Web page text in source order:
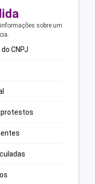
sobre um
CNPJ
protestos